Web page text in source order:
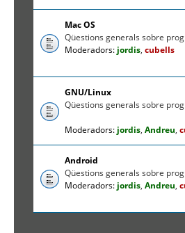
Mac OS
Qüestions generals sobre
Moderadors: jordis,cubells
GNU/Linux
Qüestions generals sobre
Moderadors: jordis,Andreu,
Android
Qüestions generals sobre
Moderadors: jordis,Andreu,